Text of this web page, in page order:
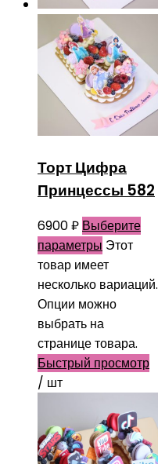
Торт Цифра
Принцессы 582
6900₽ Выберите
параметры Этот
товар имеет
несколько вариаций.
Опции можно
выбрать на
странице товара.
Быстрый просмотр
/ шт